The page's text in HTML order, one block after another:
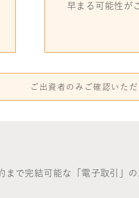
早まる可能性が
ご出資者のみご確認いただ
で完結可能な「電子取引」